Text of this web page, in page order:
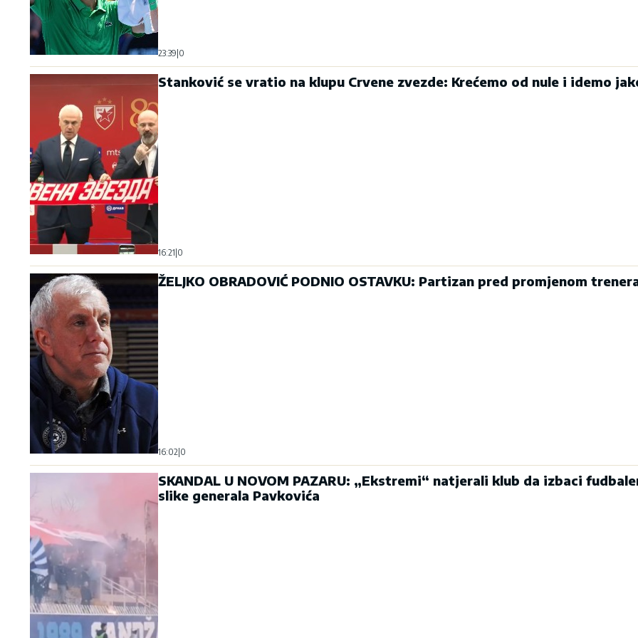
23:39 0
Stanković se vratio na klupu Crvene zvezde: Krećemo od nule i idemo
16:21 0
ŽELJKO OBRADOVIĆ PODNIO OSTAVKU: Partizan pred promjenom
16:02 0
SKANDAL U NOVOM PAZARU: „Ekstremi“ natjerali klub da izbaci
slike generala Pavkovića